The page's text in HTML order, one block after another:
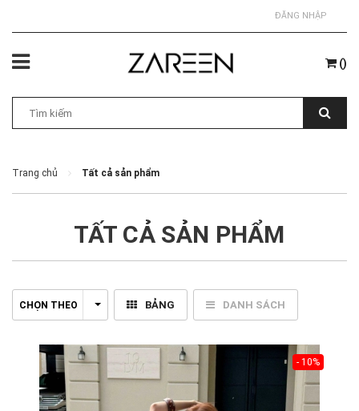
ĐĂNG NHẬP
()
Trang chủ Tất cả sản phẩm
TẤT CẢ SẢN PHẨM
CHỌN THEO BẢNG DANH SÁCH
- 10%